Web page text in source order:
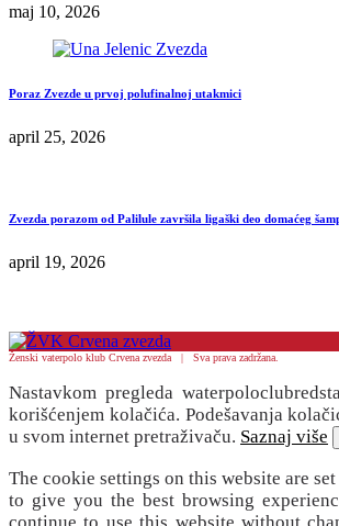
maj 10, 2026
Poraz Zvezde u prvoj polufinalnoj utakmici
april 25, 2026
Zvezda porazom od Palilule završila ligaški deo domaćeg
april 19, 2026
Ženski vaterpolo klub Crvena zvezda | Sva prava zadržana.
Nastavkom pregleda
korišćenjem kolačića. Podešavanja
u svom internet pretraživaču. Saznaj više
The cookie settings on this website are
to give you the best browsing
continue to use this website without